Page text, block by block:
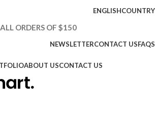
ENGLISHCOUNTRY
ORDERS OF $150
NEWSLETTERCONTACT USFAQS
ABOUT USCONTACT US